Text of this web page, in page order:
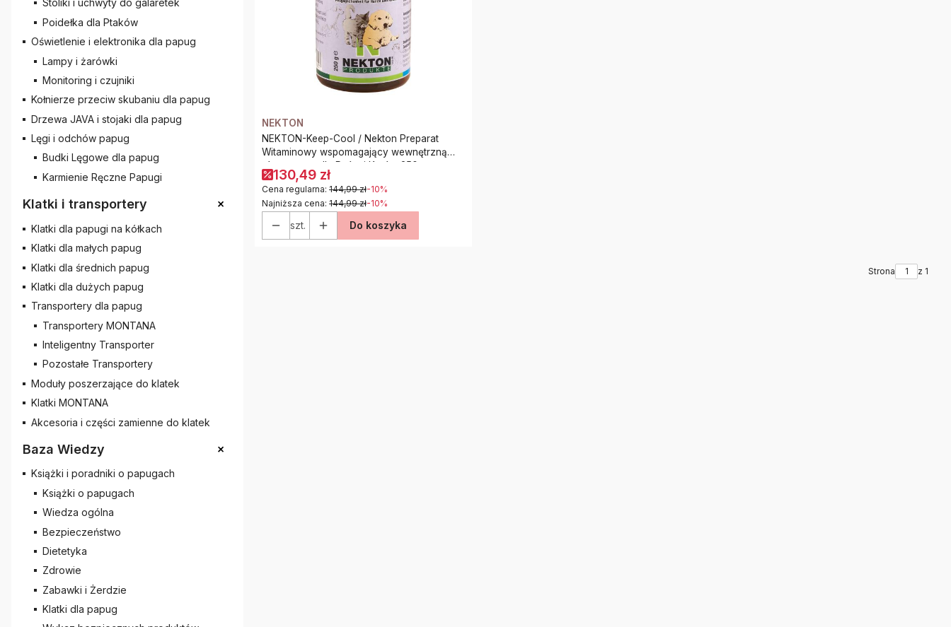
Stoliki i uchwyty do galaretek
Poidełka dla Ptaków
Oświetlenie i elektronika dla papug
Lampy i żarówki
Monitoring i czujniki
Kołnierze przeciw skubaniu dla papug
Drzewa JAVA i stojaki dla papug
Lęgi i odchów papug
Budki Lęgowe dla papug
Karmienie Ręczne Papugi
Klatki i transportery +
Klatki dla papugi na kółkach
Klatki dla małych papug
Klatki dla średnich papug
Klatki dla dużych papug
Transportery dla papug
Transportery MONTANA
Inteligentny Transporter
Pozostałe Transportery
Moduły poszerzające do klatek
Klatki MONTANA
Akcesoria i części zamienne do klatek
Baza Wiedzy +
Książki i poradniki o papugach
Książki o papugach
Wiedza ogólna
Bezpieczeństwo
Dietetyka
Zdrowie
Zabawki i Żerdzie
Klatki dla papug
NEKTON
NEKTON-Keep-Cool / Nekton Preparat
Witaminowy wspomagający wewnętrzną
równowagę dla Psów i Kotów 250g
130,49 zł
Cena regularna: 144,99 zł-10%
Najniższa cena: 144,99 zł-10%
szt. Do koszyka
Strona z 1